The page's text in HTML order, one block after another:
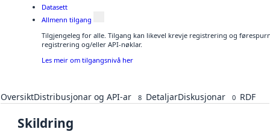
Datasett
Allmenn tilgang
Tilgjengeleg for alle. Tilgang kan likevel krevje registrering og
registrering og/eller API-nøklar.
Les meir om tilgangsnivå her
OversiktDistribusjonar og API-ar 8 DetaljarDiskusjonar 0 RDF
Skildring